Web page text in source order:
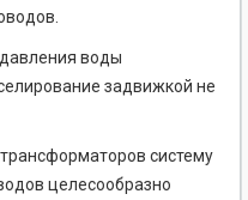
воды
задвижкой не
систему
целесообразно